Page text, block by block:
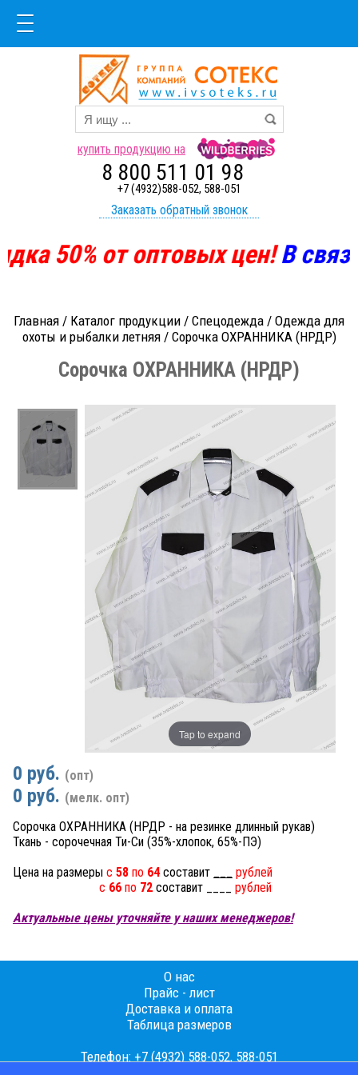
купить продукцию на
8 800 511 01 98
+7 (4932)588-052, 588-051
Заказать обратный звонок
50%от оптовых цен!В
Главная / Каталог продукции / Спецодежда / Одежда для
охоты и рыбалки летняя/ Сорочка ОХРАННИКА (НРДР)
Сорочка ОХРАННИКА (НРДР)
Tap to expand
0 руб. (опт)
0 руб. (мелк. опт)
Сорочка ОХРАННИКА (НРДР - на резинке длинный рукав)
Ткань - сорочечная Ти-Си (35%-хлопок, 65%-ПЭ)
Цена на размеры с 58 по 64составит
рублей
с 66 по 72 составит ____
рублей
Актуальные цены уточняйте у наших менеджеров!
О нас
Прайс - лист
Доставка и оплата
Таблица размеров
Телефон: +7 (4932) 588-052, 588-051